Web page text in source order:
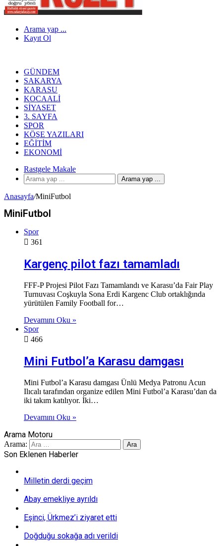
Arama yap ...
Kayıt Ol
GÜNDEM
SAKARYA
KARASU
KOCAALI
SIYASET
3. SAYFA
SPOR
KÖŞE YAZILARI
EĞITIM
EKONOMI
Rastgele Makale
Arama yap ...
Anasayfa/MiniFutbol
MiniFutbol
Spor
361
Kargenç pilot fazı tamamladı
FFF-P Projesi Pilot Fazı Tamamlandı ve Karasu’da Fair Play
Turnuvası Coşkuyla Sona Erdi Kargenc Club ortaklığında
yürütülen Family Football for…
Devamını Oku »
Spor
466
Mini Futbol’a Karasu damgası
Mini Futbol’a Karasu damgası Ünlü Medya Patronu Acun
Ilıcalı tarafından organize edilen Mini Futbol’a Karasu’dan da
iki takım katılıyor. İki…
Devamını Oku »
Arama Motoru
Arama:
Son Eklenen Haberler
Milletin derdi geçim
Abay emekliye ayrıldı
Eşinci, Ürkmez’i ziyaret etti
Doğduğu sokağa adı verildi